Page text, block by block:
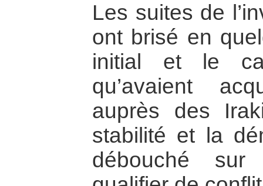
Les suites de
ont brisé en
initial et le
qu’avaient
auprès des
stabilité et la
débouché